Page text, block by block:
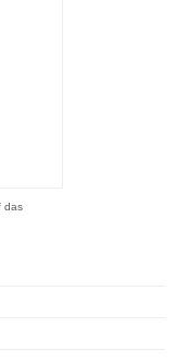
das